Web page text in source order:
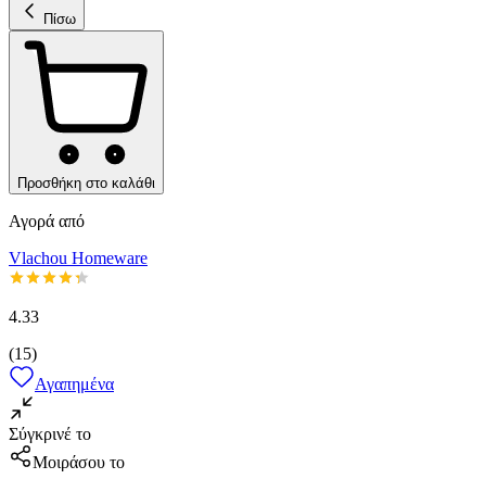
Πίσω
Προσθήκη στο καλάθι
Αγορά από
Vlachou Homeware
4.33
(15)
Αγαπημένα
Σύγκρινέ το
Μοιράσου το